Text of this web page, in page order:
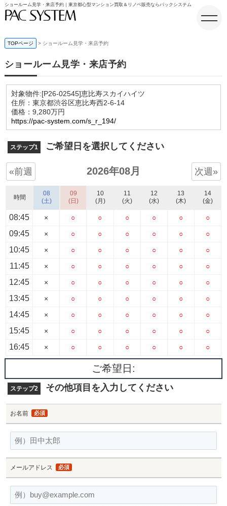
ショールーム見学・来店予約｜東京都心型マンション買取＆リノベ販売ならパックシステム
TOPページ ショールーム見学・来店予約
ショールーム見学・来店予約
対象物件:[P26-02545]恵比寿スカイハイツ
住所：東京都渋谷区恵比寿西2-6-14
価格：9,280万円
https://pac-system.com/s_r_194/
ステップ1 ご希望日を選択してください
«前週 2026年08月 次週»
時間
08:45
09:45
10:45
11:45
12:45
13:45
14:45
15:45
16:45
08
(土)
×
×
×
×
×
×
×
×
×
09
(日)
○
○
○
○
○
○
○
○
○
10
(月)
○
○
○
○
○
○
○
○
○
11
(火)
○
○
○
○
○
○
○
○
○
12
(水)
○
○
○
○
○
○
○
○
○
13
(木)
○
○
○
○
○
○
○
○
○
14
(金)
○
○
○
○
○
○
○
○
○
ご希望日:
ステップ2 その他項目を入力してください
お名前 必須
メールアドレス 必須